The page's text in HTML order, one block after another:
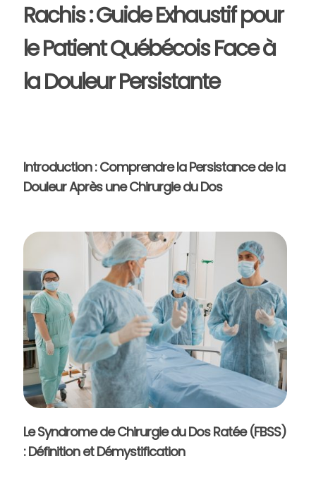
Rachis : Guide Exhaustif pour
le Patient Québécois Face à
la Douleur Persistante
Introduction : Comprendre la Persistance de la
Douleur Après une Chirurgie du Dos
Le Syndrome de Chirurgie du Dos Ratée (FBSS)
: Définition et Démystification